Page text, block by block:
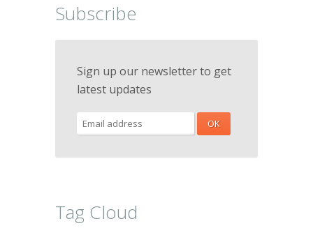
Subscribe
Sign up our newsletter to get
latest updates
Tag Cloud